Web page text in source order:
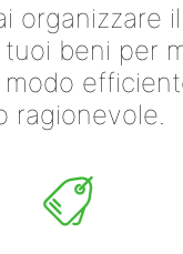
organizzare il
beni per
ragionevole.